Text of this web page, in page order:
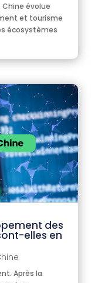
évolue
et tourisme
écosystèmes
des
elles en
Après la